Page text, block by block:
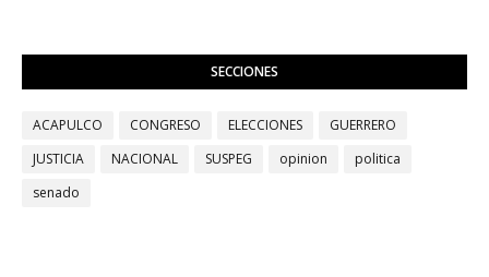
SECCIONES
ACAPULCO CONGRESO ELECCIONES
GUERRERO
JUSTICIA
NACIONAL SUSPEG opinion
politica
senado